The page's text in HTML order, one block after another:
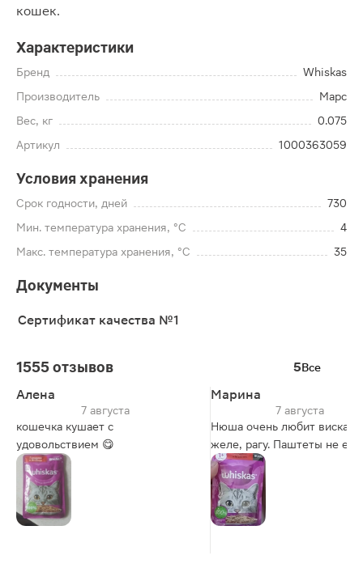
кошек.
Характеристики
Бренд
Whiskas
Производитель
Марс
Вес, кг
0.075
Артикул
1000363059
Условия хранения
Срок годности, дней
730
Мин. температура хранения, °C
4
Макс. температура хранения, °C
35
Документы
Сертификат качества №1
1555 отзывов 5Все
Алена
7 августа
кошечка кушает с
удовольствием 😋
Марина
7 августа
Нюша очень любит вискас,
желе, рагу. Паштеты не ест.